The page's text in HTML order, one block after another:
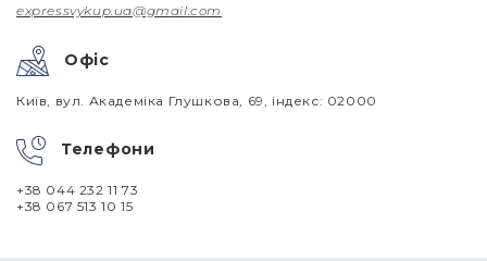
expressvykup.ua@gmail.com
Офіс
Київ, вул. Академіка Глушкова, 69, індекс: 02000
Телефони
+38 044 232 11 73
+38 067 513 10 15